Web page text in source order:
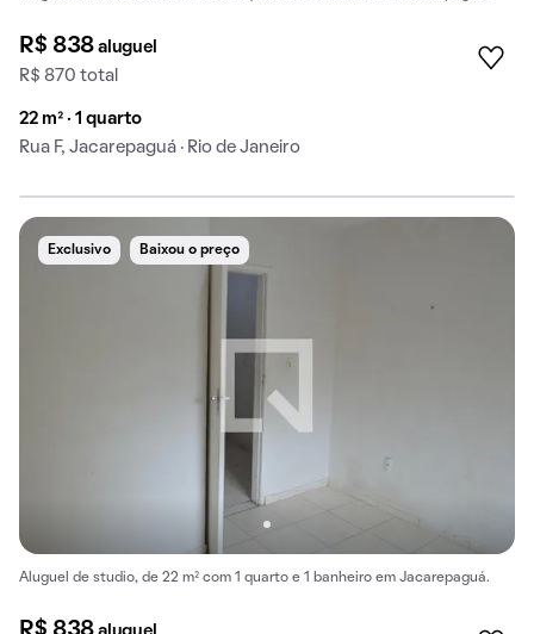
R$ 838aluguel
R$ 870 total
22 m² · 1 quarto
Rua F, Jacarepaguá · Rio de Janeiro
Exclusivo Baixou o preço
Aluguel de studio, de 22 m² com 1 quarto e 1 banheiro em Jacarepaguá.